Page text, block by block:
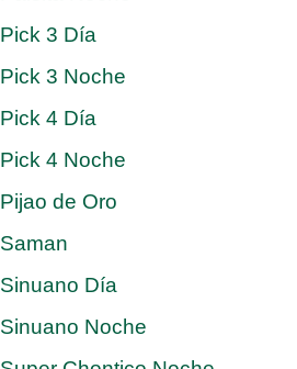
Pick 3 Día
Pick 3 Noche
Pick 4 Día
Pick 4 Noche
Pijao de Oro
Saman
Sinuano Día
Sinuano Noche